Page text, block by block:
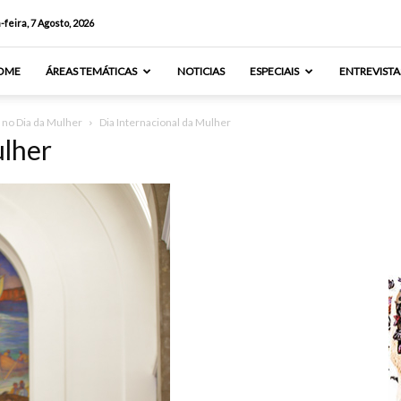
feira, 7 Agosto, 2026
ÁREAS TEMÁTICAS NOTICIAS ESPECIAIS
Dia da Mulher Dia Internacional da Mulher